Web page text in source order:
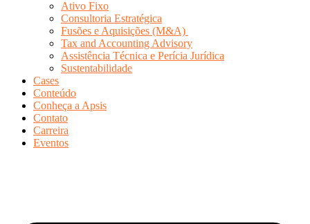
Ativo Fixo
Consultoria Estratégica
Fusões e Aquisições (M&A)
Tax and Accounting Advisory
Assistência Técnica e Perícia Jurídica
Sustentabilidade
Cases
Conteúdo
Conheça a Apsis
Contato
Carreira
Eventos